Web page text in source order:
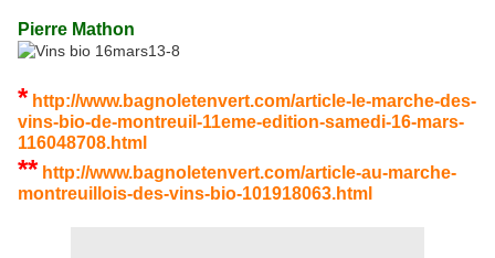
Pierre Mathon
* http://www.bagnoletenvert.com/article-le-marche-des-
vins-bio-de-montreuil-11eme-edition-samedi-16-mars-
116048708.html
** http://www.bagnoletenvert.com/article-au-marche-
montreuillois-des-vins-bio-101918063.html